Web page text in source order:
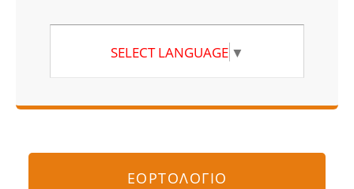
SELECT LANGUAGE ▼
ΕΟΡΤΟΛΟΓΙΟ